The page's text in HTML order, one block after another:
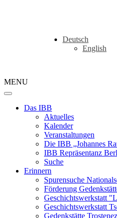
Deutsch
English
MENU
Das IBB
Aktuelles
Kalender
Veranstaltungen
Die IBB „Johannes
IBB Repräsentanz
Suche
Erinnern
Spurensuche
Förderung
Geschichtswerkstatt
Geschichtswerkstatt
Gedenkstätte Trostenez